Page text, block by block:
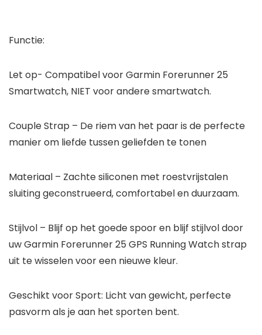
Functie:
Let op- Compatibel voor Garmin Forerunner 25
Smartwatch, NIET voor andere smartwatch.
Couple Strap – De riem van het paar is de perfecte
manier om liefde tussen geliefden te tonen
Materiaal – Zachte siliconen met roestvrijstalen
sluiting geconstrueerd, comfortabel en duurzaam.
Stijlvol – Blijf op het goede spoor en blijf stijlvol door
uw Garmin Forerunner 25 GPS Running Watch strap
uit te wisselen voor een nieuwe kleur.
Geschikt voor Sport: Licht van gewicht, perfecte
pasvorm als je aan het sporten bent.